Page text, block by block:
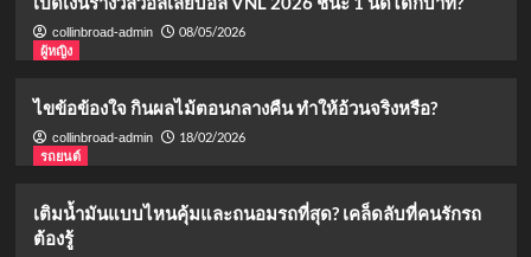
collinbroad-admin
08/05/2026
ผู้หญิง
ไขข้อข้องใจ กินผลไม้ตอนกลางคืน ทำให้อ้วนจริงหรือ?
collinbroad-admin
18/02/2026
รถยนต์
เติมน้ำมันแบบไหนคุ้มและถนอมรถที่สุด? เคล็ดลับที่คนรักรถ
ต้องรู้